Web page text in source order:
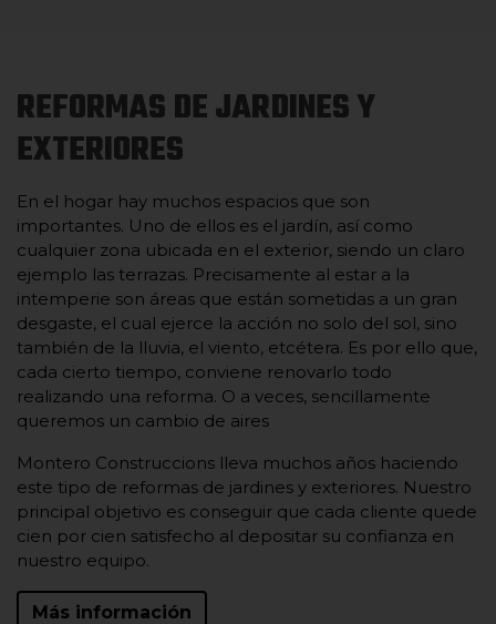
REFORMAS DE JARDINES Y
EXTERIORES
En el hogar hay muchos espacios que son
importantes. Uno de ellos es el jardín, así como
cualquier zona ubicada en el exterior, siendo un claro
ejemplo las terrazas. Precisamente al estar a la
intemperie son áreas que están sometidas a un gran
desgaste, el cual ejerce la acción no solo del sol, sino
también de la lluvia, el viento, etcétera. Es por ello que,
cada cierto tiempo, conviene renovarlo todo
realizando una reforma. O a veces, sencillamente
queremos un cambio de aires
Montero Construccions lleva muchos años haciendo
este tipo de reformas de jardines y exteriores. Nuestro
principal objetivo es conseguir que cada cliente quede
cien por cien satisfecho al depositar su confianza en
nuestro equipo.
Más información